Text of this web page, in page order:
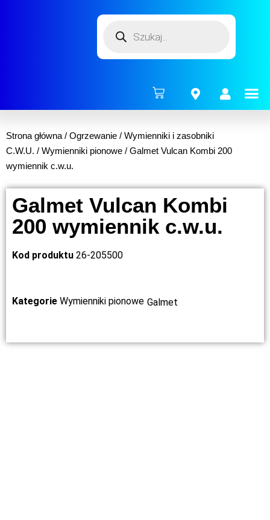
Strona główna / Ogrzewanie / Wymienniki i zasobniki
C.W.U. / Wymienniki pionowe / Galmet Vulcan Kombi 200
wymiennik c.w.u.
Galmet Vulcan Kombi
200 wymiennik c.w.u.
Kod produktu 26-205500
Kategorie Wymienniki pionowe Galmet